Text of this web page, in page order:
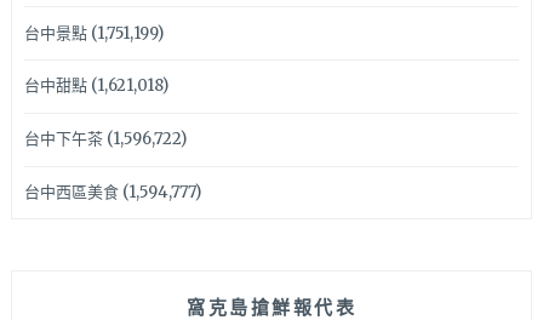
台中景點(1,751,199)
台中甜點(1,621,018)
台中下午茶(1,596,722)
台中西區美食(1,594,777)
窩克島搶鮮報代表